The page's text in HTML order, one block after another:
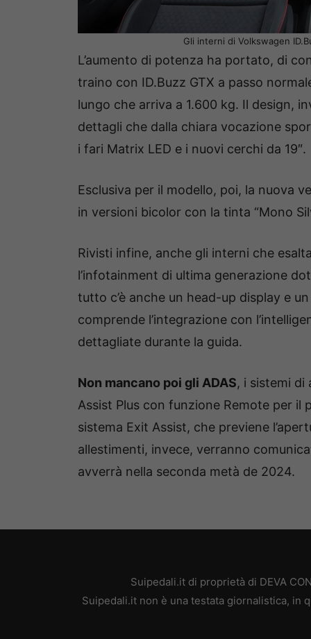
Gli interni di Volkswagen
L’aumento di potenza ha portato, di
traino con ID.Buzz GTX a passo
lungo che arriva a 1.600 kg. Il design,
dettagli che dalla chiara vocazione
i fari Matrix LED e i nuovi cerchi da 19″.
Esclusiva per il modello, poi, la nuova
in versioni bicolor con la tinta “Mono
Rivisti infine, anche gli interni che
l’infotainment di ultima generazione
tutto c’è anche un head-up display e un
comprende l’integrazione con
dettagliate durante la guida.
Non mancano poi gli ADAS, i sistemi di
Assist Plus con funzione Remote per
sistema Exit Assist, che previene
allestimenti, invece, verranno
avverrà nella seconda metà de 2024.
Suipedali.it di proprietà di DEVA
Suipedali.it non è una testata giornalistica, in